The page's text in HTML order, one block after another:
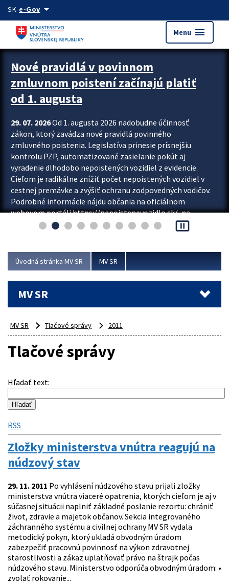
Preskocit na hlavný obsah
SK e-Govarrow_drop_down
Menu menu
Zastavit automatický posun upútavok
Nové pravidlá v povinnom
zmluvnom poistení začínajú platiť
od 1. augusta
29. 07. 2026Od 1. augusta 2026 nadobudne účinnosť
zákon, ktorý zavádza nové pravidlá povinného
zmluvného poistenia. Legislatíva prinesie prísnejšiu
kontrolu PZP, automatizované zasielanie pokút aj
vyradenie dlhodobo nepoistených vozidiel z evidencie.
Cieľom je radikálne znížiť počet nepoistených vozidiel v
cestnej premávke a zvýšiť ochranu zodpovedných vodičov.
Podrobné informácie nájdu občania na oficiálnom
webovom portáli https://nepoistenevozidlo.sk/, na
ktorom od augusta pribudne aj možnosť overiť si...
pause_presentation
Úvodná stránka MV SR MV SR
MV SR
MV SR Tlačové správy 2011
Tlačové správy
Hľadať text:
RSS
Zložky ministerstva vnútra reagujú na
núdzový stav
29. 11. 2011 Po vyhlásení núdzového stavu prijali zložky
ministerstva vnútra viaceré opatrenia, ktorých cieľom je aj v
súčasnej situácii naplniť základné poslanie rezortu: chrániť
život, zdravie a majetok občanov. Sekcia integrovaného
záchranného systému a civilnej ochrany MV SR vydala
metodický pokyn, ktorý ukladá obvodným úradom
zabezpečiť pracovnú povinnosť na výkon zdravotnej
starostlivosti a zákaz uplatňovať právo na štrajk počas
núdzového stavu. Ministerstvo odporúča obvodným úradom: •
zvolať rokovanie...